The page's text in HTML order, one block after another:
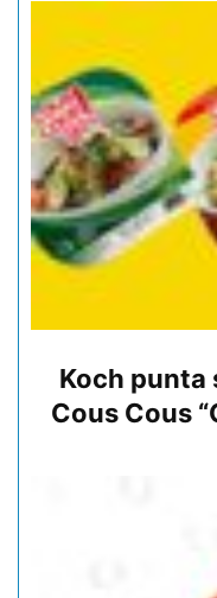
Koch punta
Cous Cous